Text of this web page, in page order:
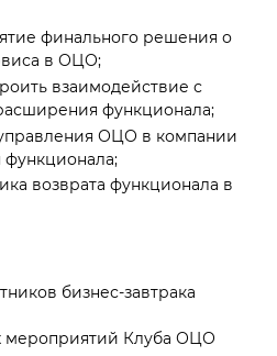
финального решения о
в ОЦО;
взаимодействие с
функционала;
ОЦО в компании
возврата функционала в
бизнес-завтрака
Клуба ОЦО